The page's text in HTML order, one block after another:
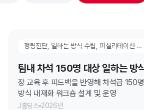
정량진단, 일하는 방식 수립, 퍼실리테이션 과정, MVC 내재화
팀내 차석 150명 대상 일하는 방
장 교육 후 피드백을 반영해 차석급 150
방식 내재화 워크숍 설계 및 운영
J홀딩스 2026년